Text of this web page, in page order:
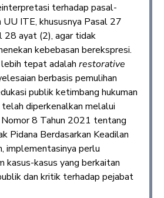
terhadap pasal-
ITE, khususnya Pasal 27
28 ayat (2), agar tidak
kebebasan berekspresi.
tepat adalah restorative
berbasis pemulihan
publik ketimbang hukuman
telah diperkenalkan melalui
8 Tahun 2021 tentang
Pidana Berdasarkan Keadilan
implementasinya perlu
kasus-kasus yang berkaitan
dan kritik terhadap pejabat